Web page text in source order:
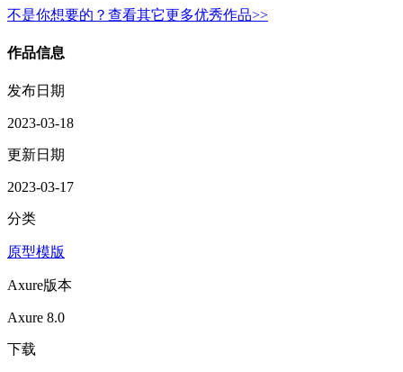
不是你想要的？查看其它更多优秀作品>>
作品信息
发布日期
2023-03-18
更新日期
2023-03-17
分类
原型模版
Axure版本
Axure 8.0
下载